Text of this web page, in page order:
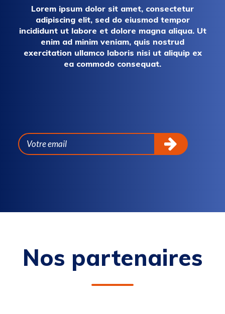
Lorem ipsum dolor sit amet, consectetur
adipiscing elit, sed do eiusmod tempor
incididunt ut labore et dolore magna aliqua. Ut
enim ad minim veniam, quis nostrud
exercitation ullamco laboris nisi ut aliquip ex
ea commodo consequat.
Nos partenaires